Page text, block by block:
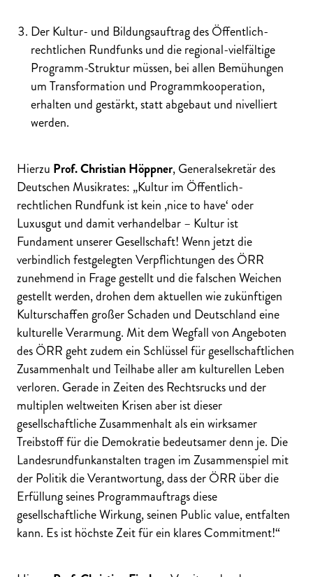
Der Kultur- und Bildungsauftrag des Öffentlich-
rechtlichen Rundfunks und die regional-vielfältige
Programm-Struktur müssen, bei allen Bemühungen
um Transformation und Programmkooperation,
erhalten und gestärkt, statt abgebaut und nivelliert
werden.
Hierzu Prof. Christian Höppner, Generalsekretär des
Deutschen Musikrates: „Kultur im Öffentlich-
rechtlichen Rundfunk ist kein ‚nice to have‘ oder
Luxusgut und damit verhandelbar – Kultur ist
Fundament unserer Gesellschaft! Wenn jetzt die
verbindlich festgelegten Verpflichtungen des ÖRR
zunehmend in Frage gestellt und die falschen Weichen
gestellt werden, drohen dem aktuellen wie zukünftigen
Kulturschaffen großer Schaden und Deutschland eine
kulturelle Verarmung. Mit dem Wegfall von Angeboten
des ÖRR geht zudem ein Schlüssel für gesellschaftlichen
Zusammenhalt und Teilhabe aller am kulturellen Leben
verloren. Gerade in Zeiten des Rechtsrucks und der
multiplen weltweiten Krisen aber ist dieser
gesellschaftliche Zusammenhalt als ein wirksamer
Treibstoff für die Demokratie bedeutsamer denn je. Die
Landesrundfunkanstalten tragen im Zusammenspiel mit
der Politik die Verantwortung, dass der ÖRR über die
Erfüllung seines Programmauftrags diese
gesellschaftliche Wirkung, seinen Public value, entfalten
kann. Es ist höchste Zeit für ein klares Commitment!“